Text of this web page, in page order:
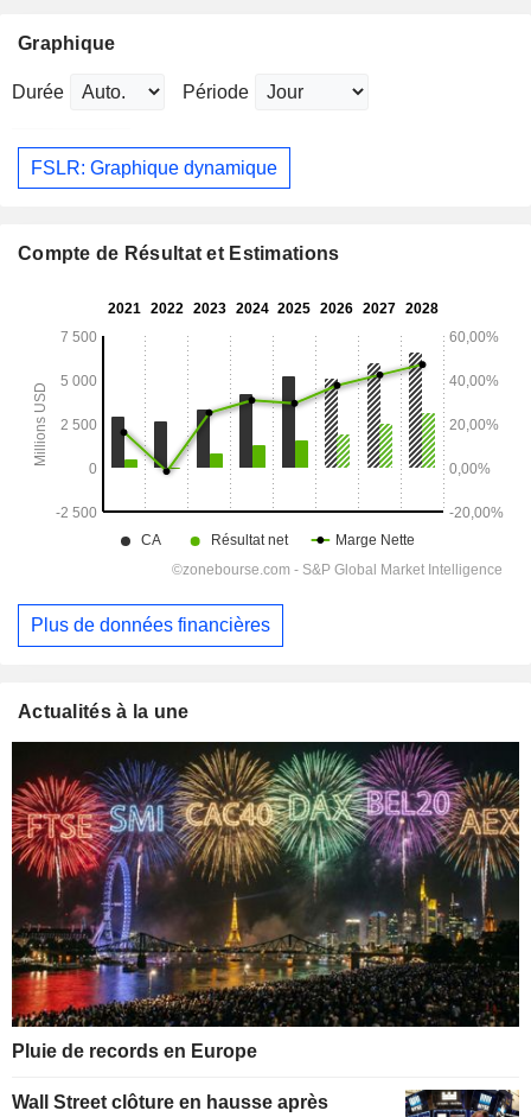
Graphique
Durée Période
FSLR: Graphique dynamique
Compte de Résultat et Estimations
Plus de données financières
Actualités à la une
Pluie de records en Europe
Wall Street clôture en hausse après